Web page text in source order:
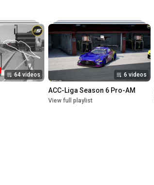
64 videos 6 videos
ACC-Liga Season 6 Pro-AM
View full playlist